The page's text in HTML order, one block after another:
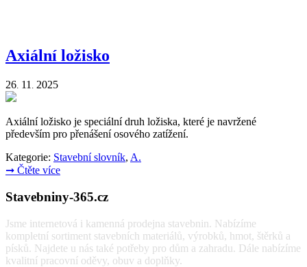
Axiální ložisko
26. 11 . 2025
Axiální ložisko je speciální druh ložiska, které je navržené
především pro přenášení osového zatížení.
Kategorie: Stavební slovník, A.
➞ Čtěte více
Stavebniny-365.cz
Jsme internetová i kamenná prodejna stavebnin. Nabízíme
kompletní sortiment stavebních materiálů, výrobků, hmot, štěrků a
písků. Najdete u nás také potřeby pro dům a zahradu. Dále nabízíme
kvalitní pracovní oděvy, obuv a doplňky.